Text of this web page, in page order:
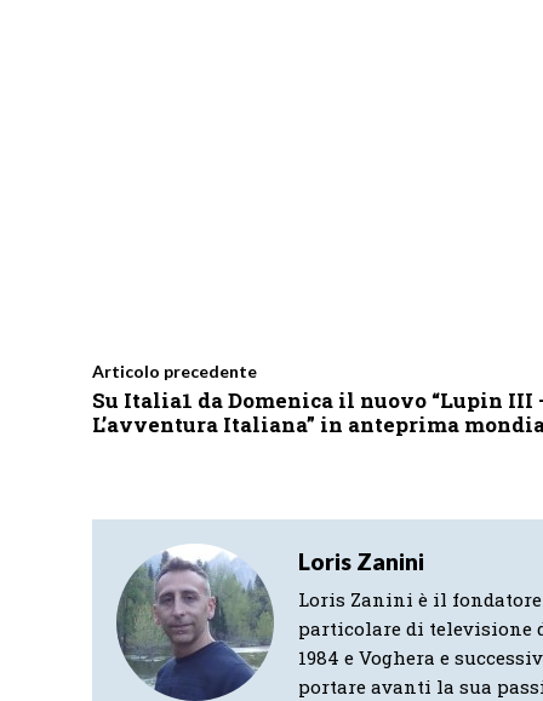
Articolo precedente
Su Italia1 da Domenica il nuovo “Lupin III
L’avventura Italiana” in anteprima
Loris Zanini
Loris Zanini è il
particolare di televisione
1984 e Voghera e
portare avanti la sua